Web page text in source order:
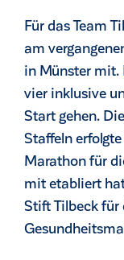
Für das Team
am
in Münster mit.
vier inklusive
Start gehen.
Staffeln
Marathon für
mit etabliert
Stift Tilbeck für